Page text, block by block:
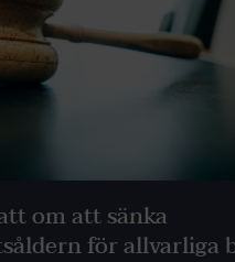
om att sänka
för allvarliga